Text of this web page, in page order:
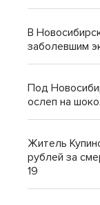
В
заболевшим
Под
ослеп на
Житель
рублей за
19